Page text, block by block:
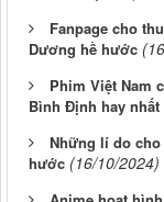
Fanpage cho
Dương hề hước
Phim Việt Nam
Bình Định hay nhất
Những lí do cho
hước (16/10/2024)